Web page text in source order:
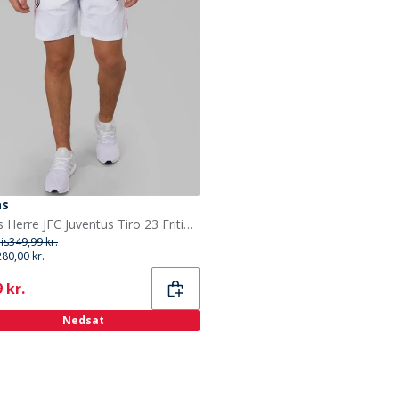
adidas Herre JFC Juventus Tiro 23 Fritid Shorts Hvid
349,99 kr.
kr.
kr.
Nedsat